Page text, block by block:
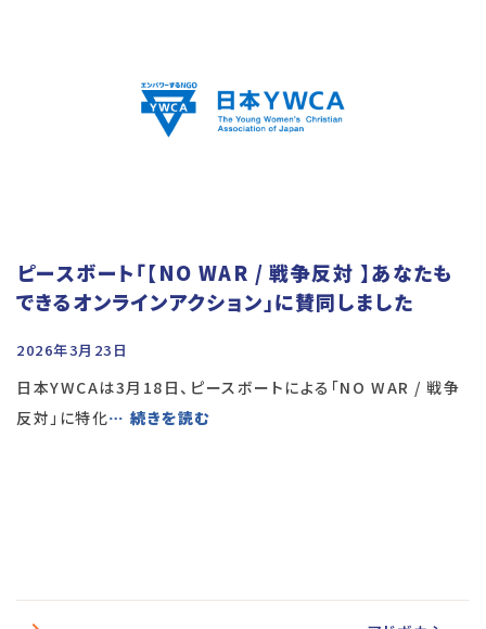
ピースボート「【NO WAR / 戦争反対 】あなたも
できるオンラインアクション」に賛同しました
2026年3月23日
日本YWCAは3月18日、ピースボートによる「NO WAR / 戦争
反対」に特化… 続きを読む